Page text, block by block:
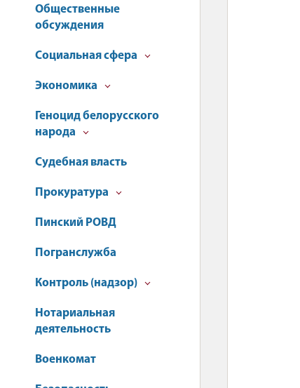
Общественные
обсуждения
Социальная сфера
Экономика
Геноцид белорусского
народа
Судебная власть
Прокуратура
Пинский РОВД
Погранслужба
Контроль (надзор)
Нотариальная
деятельность
Военкомат